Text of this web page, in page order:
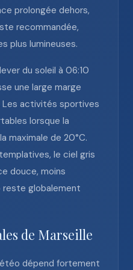
prolongée dehors,
recommandée,
plus lumineuses.
du soleil à 06:10
une large marge
Les activités sportives
lorsque la
maximale de 20°C.
le ciel gris
douce, moins
globalement
de Marseille
dépend fortement